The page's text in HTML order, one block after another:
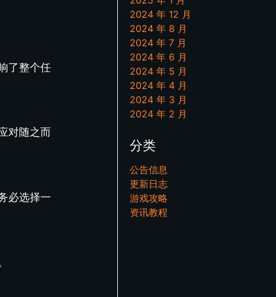
了整个任
对随之而
必选择一
2024 年 12 月
2024 年 8 月
2024 年 7 月
2024 年 6 月
2024 年 5 月
2024 年 4 月
2024 年 3 月
2024 年 2 月
分类
公告信息
更新日志
游戏攻略
资讯教程